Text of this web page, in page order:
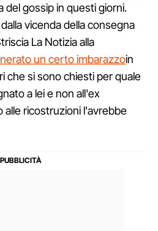
del gossip in questi giorni.
vicenda della consegna
La Notizia alla
un certo imbarazzoin
che si sono chiesti per quale
a lei e non all'ex
ricostruzioni l'avrebbe